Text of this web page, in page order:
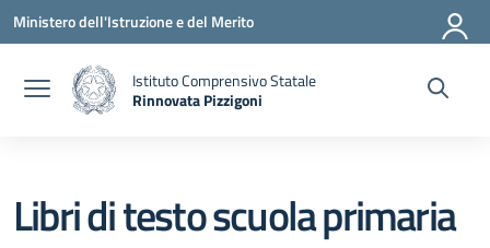
Vai ai contenuti
Vai al menu di navigazione
Vai al footer
Ministero dell'Istruzione e del Merito
Istituto Comprensivo Statale
Rinnovata Pizzigoni
Libri di testo scuola primaria